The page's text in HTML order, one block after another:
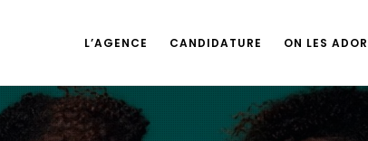
L’AGENCE CANDIDATURE ON LES